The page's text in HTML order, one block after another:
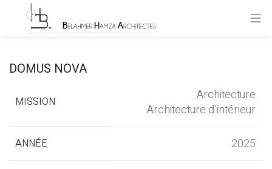
DOMUS NOVA
MISSION
Architecture
Architecture d’intérieur
ANNÉE 2025